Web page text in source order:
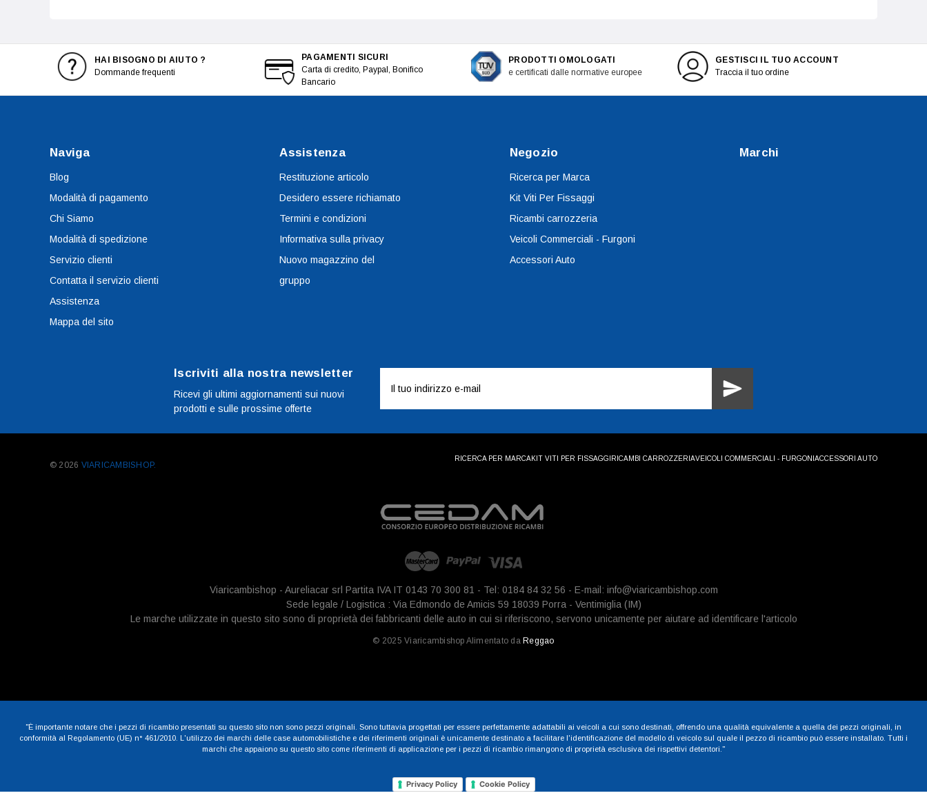
HAI BISOGNO DI AIUTO ?
Dommande frequenti
PAGAMENTI SICURI
Carta di credito, Paypal, Bonifico
Bancario
PRODOTTI OMOLOGATI
e certificati dalle normative europee
GESTISCI IL TUO ACCOUNT
Traccia il tuo ordine
Naviga
Blog
Modalità di pagamento
Chi Siamo
Modalità di spedizione
Servizio clienti
Contatta il servizio clienti
Assistenza
Mappa del sito
Assistenza
Restituzione articolo
Desidero essere richiamato
Termini e condizioni
Informativa sulla privacy
Nuovo magazzino del
gruppo
Negozio
Ricerca per Marca
Kit Viti Per Fissaggi
Ricambi carrozzeria
Veicoli Commerciali - Furgoni
Accessori Auto
Marchi
Iscriviti alla nostra newsletter
Ricevi gli ultimi aggiornamenti sui nuovi
prodotti e sulle prossime offerte
mail
© 2026 VIARICAMBISHOP.
RICERCA PER MARCAKIT VITI PER FISSAGGI RICAMBI CARROZZERIAVEICOLI COMMERCIALI - FURGONI ACCESSORI AUTO
Viaricambishop - Aureliacar srl Partita IVA IT 0143 70 300 81 - Tel: 0184 84 32 56 - E-mail: info@viaricambishop.com
Sede legale / Logistica : Via Edmondo de Amicis 59 18039 Porra - Ventimiglia (IM)
Le marche utilizzate in questo sito sono di proprietà dei fabbricanti delle auto in cui si riferiscono, servono unicamente per aiutare ad identificare l'articolo
© 2025 Viaricambishop Alimentato da Reggao
"È importante notare che i pezzi di ricambio presentati su questo sito non sono pezzi originali. Sono tuttavia progettati per essere perfettamente adattabili ai veicoli a cui sono destinati, offrendo una qualità equivalente a quella dei pezzi originali, in
conformità al Regolamento (UE) n° 461/2010. L'utilizzo dei marchi delle case automobilistiche e dei riferimenti originali è unicamente destinato a facilitare l'identificazione del modello di veicolo sul quale il pezzo di ricambio può essere installato. Tutti i
marchi che appaiono su questo sito come riferimenti di applicazione per i pezzi di ricambio rimangono di proprietà esclusiva dei rispettivi detentori."
Privacy Policy Cookie Policy